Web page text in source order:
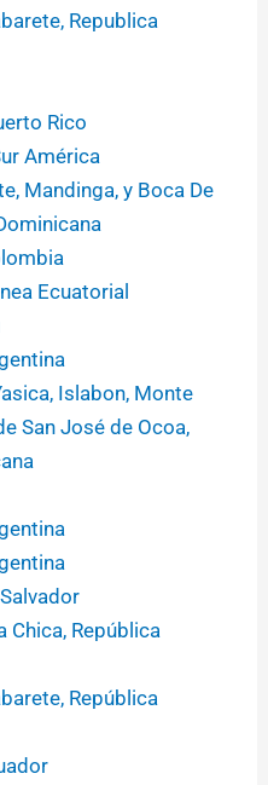
Republica
Rico
América
Mandinga, y Boca De
Ecuatorial
Islabon, Monte
San José de Ocoa,
Chica, República
República